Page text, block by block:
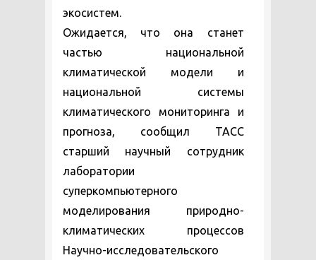
экосистем.
Ожидается, что она станет
частью национальной
климатической модели и
национальной системы
климатического мониторинга и
прогноза, сообщил ТАСС
старший научный сотрудник
лаборатории
суперкомпьютерного
моделирования природно-
климатических процессов
Научно-исследовательского